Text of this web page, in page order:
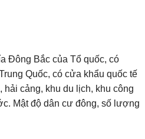
Đông Bắc của Tổ quốc, có
Quốc, có cửa khẩu quốc tế
cảng, khu du lịch, khu công
Mật độ dân cư đông, số lượng